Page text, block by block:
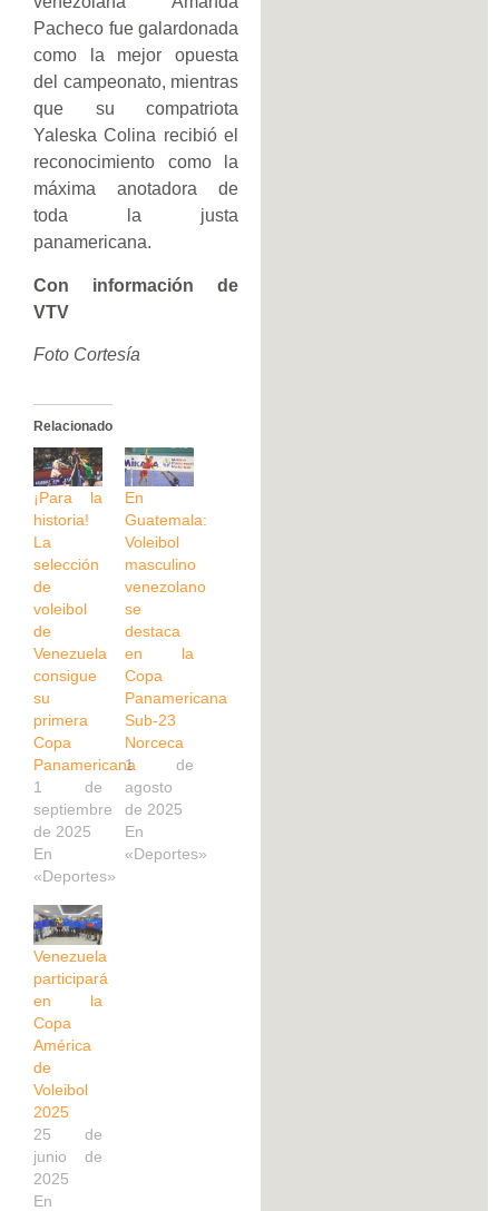
Pacheco fue galardonada
como la mejor opuesta
del campeonato, mientras
que su compatriota
Yaleska Colina recibió el
reconocimiento como la
máxima anotadora de
toda la justa
panamericana.
Con información de
VTV
Foto Cortesía
Relacionado
¡Para la
historia!
La
selección
de
voleibol
de
Venezuela
consigue
su
primera
Copa
Panamericana
1 de
septiembre
de 2025
En
«Deportes»
En
Guatemala:
Voleibol
masculino
venezolano
se
destaca
en la
Copa
Panamericana
Sub-23
Norceca
1 de
agosto
de 2025
En
«Deportes»
Venezuela
participará
en la
Copa
América
de
Voleibol
2025
25 de
junio de
2025
En